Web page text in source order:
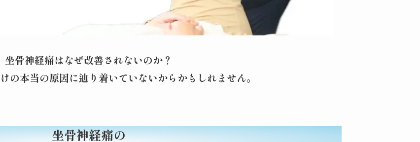
坐骨神経痛はなぜ改善されないのか？
の本当の原因に辿り着いていないからかもしれません。
坐骨神経痛の